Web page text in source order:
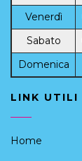
Venerdì
Sabato
Domenica
LINK UTILI
Home